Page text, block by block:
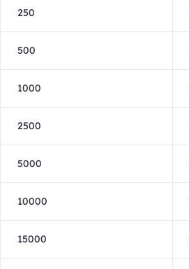
250
500
1000
2500
5000
10000
15000